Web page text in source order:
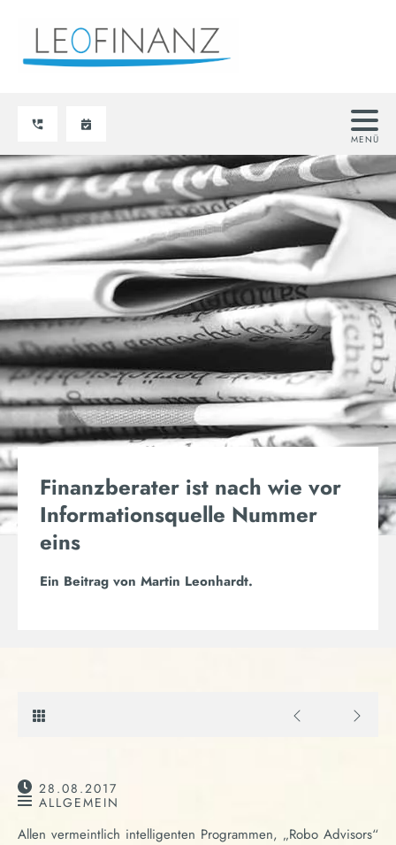
Finanzberater ist nach wie vor
Informationsquelle Nummer
eins
Ein Beitrag von Martin Leonhardt.
28.08.2017
ALLGEMEIN
Allen vermeintlich intelligenten Programmen, „Robo Advisors“